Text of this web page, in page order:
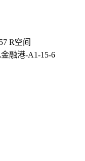
R空间
融港-A1-15-6